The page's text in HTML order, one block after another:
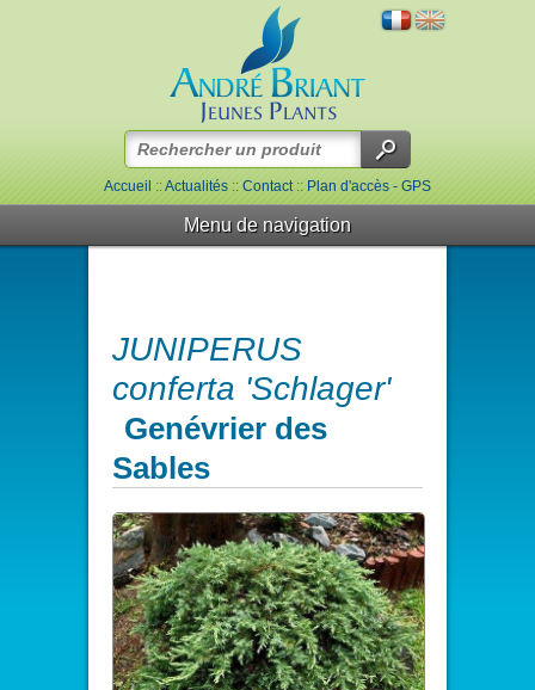
Accueil::Actualités::Contact::Plan d'accès - GPS
Menu de navigation
JUNIPERUS
conferta 'Schlager'
Genévrier des
Sables